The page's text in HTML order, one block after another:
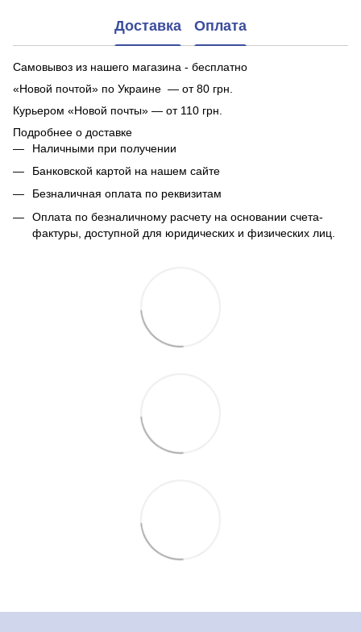
Доставка Оплата
Самовывоз из нашего магазина - бесплатно
«Новой почтой» по Украине — от 80 грн.
Курьером «Новой почты» — от 110 грн.
Подробнее о доставке
Наличными при получении
Банковской картой на нашем сайте
Безналичная оплата по реквизитам
Оплата по безналичному расчету на основании счета-
фактуры, доступной для юридических и физических лиц.